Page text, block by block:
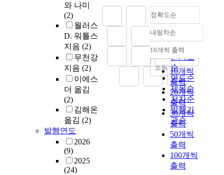
와 나미
(2)
월러스
D. 워틀스
지음 (2)
무천강
지음 (2)
이에스
더 옮김
(2)
김해온
옮김 (2)
발행연도
2026
(9)
2025
(24)
정확도순
정확도
순
인기도
순
연도순
제목순
저자순
발행기
관순
내림차순
내림차순
10개씩 출력
10개씩
출력
20개씩
출력
30개씩
출력
50개씩
출력
100개씩
출력
조회